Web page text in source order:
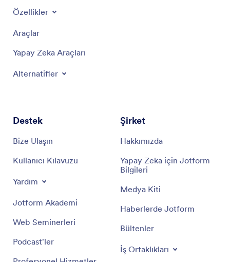
Özellikler
Araçlar
Yapay Zeka Araçları
Alternatifler
Destek
Bize Ulaşın
Kullanıcı Kılavuzu
Yardım
Jotform Akademi
Web Seminerleri
Podcast'ler
Şirket
Hakkımızda
Yapay Zeka için Jotform
Bilgileri
Medya Kiti
Haberlerde Jotform
Bültenler
İş Ortaklıkları